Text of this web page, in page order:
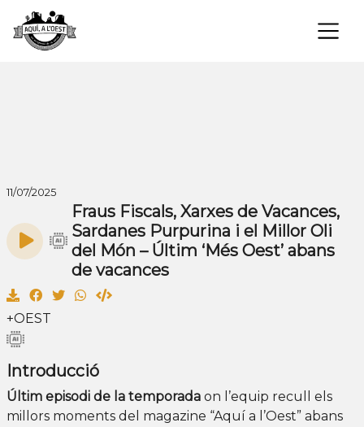
×
11/07/2025
Fraus Fiscals, Xarxes de Vacances,
Sardanes Purpurina i el Millor Oli
del Món – Últim ‘Més Oest’ abans
de vacances
+OEST
Introducció
Últim episodi de la temporada on l’equip recull els
millors moments del magazine “Aquí a l’Oest” abans